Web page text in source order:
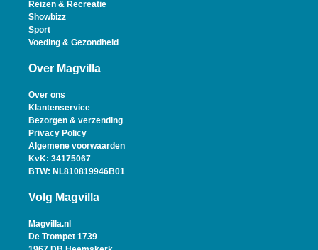
Reizen & Recreatie
Showbizz
Sport
Voeding & Gezondheid
Over Magvilla
Over ons
Klantenservice
Bezorgen & verzending
Privacy Policy
Algemene voorwaarden
KvK: 34175067
BTW: NL810819946B01
Volg Magvilla
Magvilla.nl
De Trompet 1739